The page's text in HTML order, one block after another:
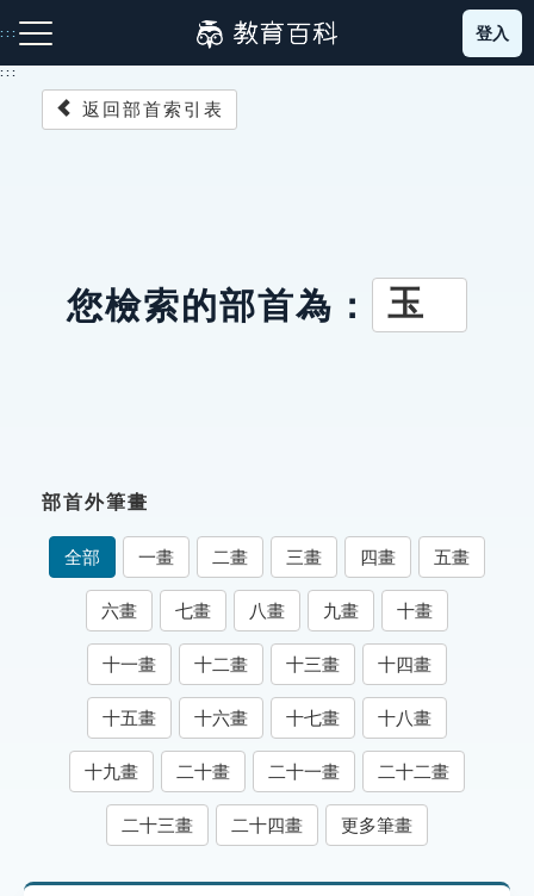
到
主
:::
成語故事
索引選單
知識索引
單字索引
生命大百科索引
遊戲專區
貓頭鷹博士
登入
:::
返回部首索引表
您檢索的部首為： 玉
部首外筆畫
全部 一畫 二畫 三畫 四畫 五畫
六畫 七畫 八畫 九畫 十畫
十一畫 十二畫 十三畫 十四畫
十五畫 十六畫 十七畫 十八畫
十九畫 二十畫 二十一畫 二十二畫
二十三畫 二十四畫 更多筆畫